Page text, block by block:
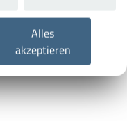
Alles
akzeptieren